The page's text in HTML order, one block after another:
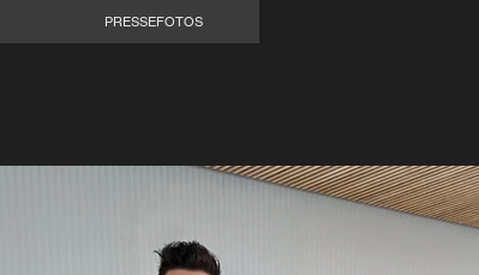
PRESSEFOTOS